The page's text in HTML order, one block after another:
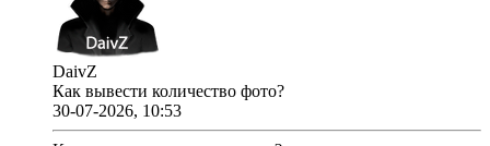
DaivZ
Как вывести количество фото?
30-07-2026, 10:53